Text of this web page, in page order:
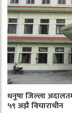
धनुषा जिल्ला
५९ अझै विचाराधीन